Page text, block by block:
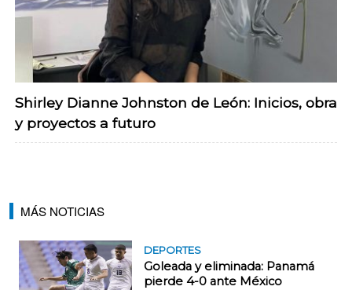
Shirley Dianne Johnston de León: Inicios, obra
y proyectos a futuro
MÁS NOTICIAS
DEPORTES
Goleada y eliminada: Panamá
pierde 4-0 ante México